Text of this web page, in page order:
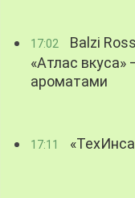
17:02
Balzi
«Атлас вкуса»
ароматами
17:11